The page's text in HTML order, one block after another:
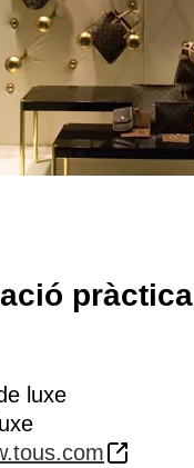
pràctica
luxe